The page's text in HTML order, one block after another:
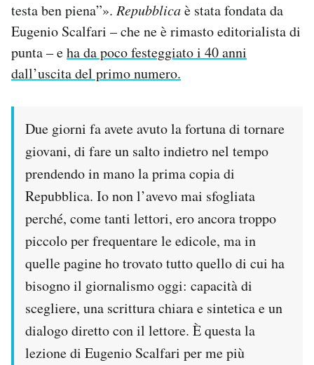
testa ben piena”». Repubblicaè stata fondata da
Eugenio Scalfari – che ne è rimasto editorialista di
punta – eha da poco festeggiato i 40 anni
dall’uscita del primo numero.
Due giorni fa avete avuto la fortuna di tornare
giovani, di fare un salto indietro nel tempo
prendendo in mano la prima copia di
Repubblica. Io non l’avevo mai sfogliata
perché, come tanti lettori, ero ancora troppo
piccolo per frequentare le edicole, ma in
quelle pagine ho trovato tutto quello di cui ha
bisogno il giornalismo oggi: capacità di
scegliere, una scrittura chiara e sintetica e un
dialogo diretto con il lettore. È questa la
lezione di Eugenio Scalfari per me più